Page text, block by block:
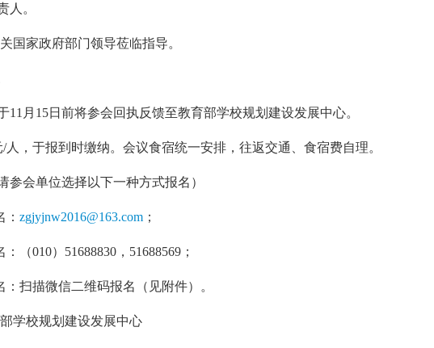
。
家政府部门领导莅临指导。
月15日前将参会回执反馈至教育部学校规划建设发展中心。
，于报到时缴纳。会议食宿统一安排，往返交通、食宿费自理。
会单位选择以下一种方式报名）
zgjyjnw2016@163.com ；
010）51688830，51688569；
扫描微信二维码报名（见附件）。
校规划建设发展中心